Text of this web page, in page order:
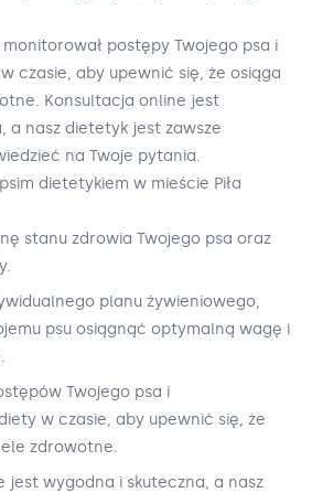
postępy Twojego psa i
czasie, aby upewnić się, że osiąga
Konsultacja online jest
a nasz dietetyk jest zawsze
na Twoje pytania.
dietetykiem w mieście Piła
stanu zdrowia Twojego psa oraz
planu żywieniowego,
psu osiągnąć optymalną wagę i
Twojego psa i
w czasie, aby upewnić się, że
zdrowotne.
jest wygodna i skuteczna, a nasz